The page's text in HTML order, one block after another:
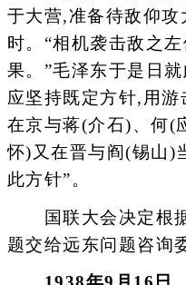
于大营,准备待敌仰
时。“相机袭击敌之
果。”毛泽东于是日
应坚持既定方针,用
在京与蒋(介石)、何(
怀)又在晋与阎(锡山)
此方针”。
国联大会决定根据
题交给远东问题咨询